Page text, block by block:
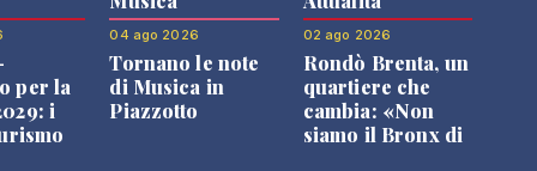
per la
i
04 ago 2026
Tornano le note
di Musica in
Piazzotto
02 ago 2026
Rondò Brenta, un
quartiere che
cambia: «Non
siamo il Bronx di